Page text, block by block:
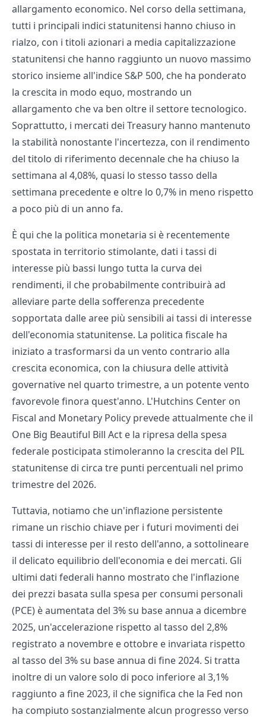
allargamento economico. Nel corso della settimana,
tutti i principali indici statunitensi hanno chiuso in
rialzo, con i titoli azionari a media capitalizzazione
statunitensi che hanno raggiunto un nuovo massimo
storico insieme all'indice S&P 500, che ha ponderato
la crescita in modo equo, mostrando un
allargamento che va ben oltre il settore tecnologico.
Soprattutto, i mercati dei Treasury hanno mantenuto
la stabilità nonostante l'incertezza, con il rendimento
del titolo di riferimento decennale che ha chiuso la
settimana al 4,08%, quasi lo stesso tasso della
settimana precedente e oltre lo 0,7% in meno rispetto
a poco più di un anno fa.
È qui che la politica monetaria si è recentemente
spostata in territorio stimolante, dati i tassi di
interesse più bassi lungo tutta la curva dei
rendimenti, il che probabilmente contribuirà ad
alleviare parte della sofferenza precedente
sopportata dalle aree più sensibili ai tassi di interesse
dell'economia statunitense. La politica fiscale ha
iniziato a trasformarsi da un vento contrario alla
crescita economica, con la chiusura delle attività
governative nel quarto trimestre, a un potente vento
favorevole finora quest'anno. L'Hutchins Center on
Fiscal and Monetary Policy prevede attualmente che il
One Big Beautiful Bill Act e la ripresa della spesa
federale posticipata stimoleranno la crescita del PIL
statunitense di circa tre punti percentuali nel primo
trimestre del 2026.
Tuttavia, notiamo che un'inflazione persistente
rimane un rischio chiave per i futuri movimenti dei
tassi di interesse per il resto dell'anno, a sottolineare
il delicato equilibrio dell'economia e dei mercati. Gli
ultimi dati federali hanno mostrato che l'inflazione
dei prezzi basata sulla spesa per consumi personali
(PCE) è aumentata del 3% su base annua a dicembre
2025, un'accelerazione rispetto al tasso del 2,8%
registrato a novembre e ottobre e invariata rispetto
al tasso del 3% su base annua di fine 2024. Si tratta
inoltre di un valore solo di poco inferiore al 3,1%
raggiunto a fine 2023, il che significa che la Fed non
ha compiuto sostanzialmente alcun progresso verso